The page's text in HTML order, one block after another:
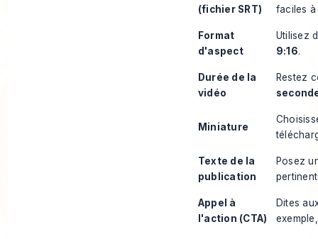
(fichier SRT)
faciles à
Format
d'aspect
Utilisez
9:16.
Durée de la
vidéo
Restez
Miniature
Texte de la
publication
Posez
Appel à
l'action (CTA)
Dites